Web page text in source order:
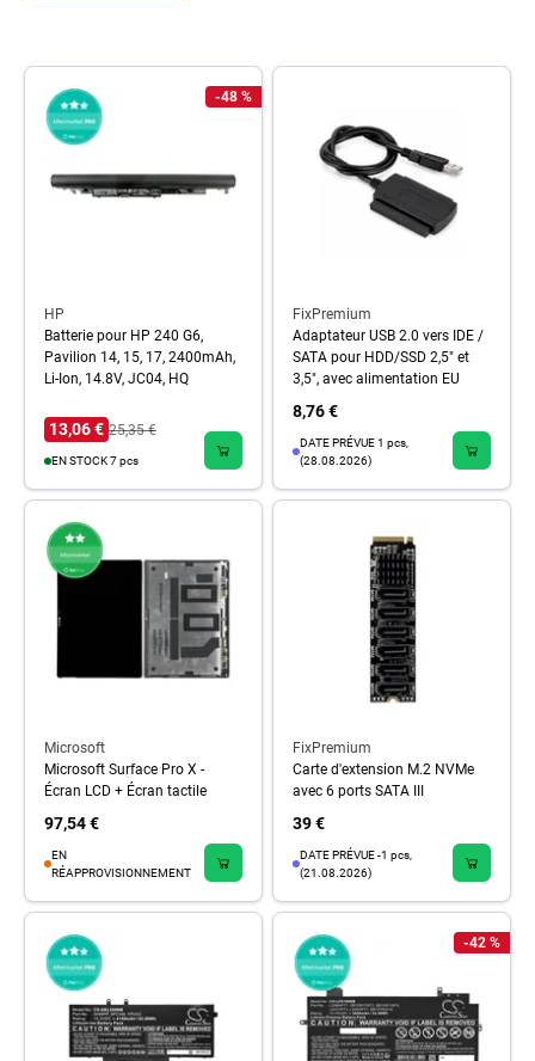
-48 %
HP
Batterie pour HP 240 G6,
Pavilion 14, 15, 17, 2400mAh,
Li-Ion, 14.8V, JC04, HQ
13,06 € 25,35 €
EN STOCK 7 pcs
FixPremium
Adaptateur USB 2.0 vers IDE /
SATA pour HDD/SSD 2,5" et
3,5", avec alimentation EU
8,76 €
DATE PRÉVUE 1 pcs,
(28.08.2026)
Microsoft
Microsoft Surface Pro X -
Écran LCD + Écran tactile
97,54 €
EN
RÉAPPROVISIONNEMENT
FixPremium
Carte d'extension M.2 NVMe
avec 6 ports SATA III
39 €
DATE PRÉVUE -1 pcs,
(21.08.2026)
-42 %